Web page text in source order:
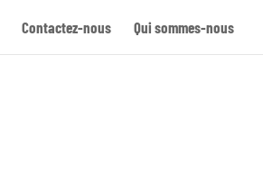
Contactez-nous Qui sommes-nous